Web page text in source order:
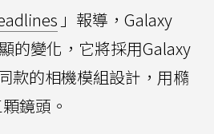
」報導，Galaxy
的變化，它將採用Galaxy
款的相機模組設計，用橢
鏡頭。